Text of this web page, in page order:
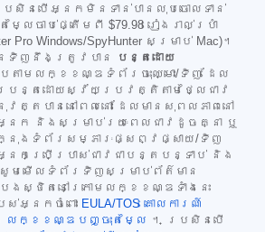
នបើអ្នកមិនទាន់បានលុបចោលទាន់
តម្លៃចាប់ផ្តើមពី $79.98 រៀងរាល់ប្រាំ
Pro Windows/SpyHunter សម្រាប់ Mac)។
នទិញនឹងត្រូវបាន
បន្តដោយ
តាមលក្ខខណ្ឌទំព័រចុះឈ្មោះ/ទិញ ដែល
បន្តដោយស្វ័យប្រវត្តិតាមថ្លៃជាវ
តបាននៅពេលនោះ ដែលមានសុពលភាពនៅ
ក និងសម្រាប់រយៈពេលជាវដូចគ្នា ឬ
ក្នុងទំព័រសម្ភារៈផ្សព្វផ្សាយ/ទិញ
នកប្រើប្រាស់ជាវជាបន្តបន្ទាប់ និង
សូមមើលទំព័រទិញសម្រាប់ព័ត៌មាន
ងស្ថិតនៅក្រោមលក្ខខណ្ឌទាំងនេះ
អ្នកចំពោះ EULA/TOS គោលការណ៍
លក្ខខណ្ឌបញ្ចុះតម្លៃ ។ ប្រសិនបើ